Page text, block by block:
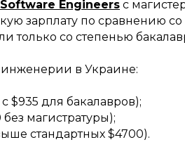
Software Engineers с
зарплату по сравнению со
только со степенью
в Украине:
$935 для бакалавров);
магистратуры);
стандартных $4700).